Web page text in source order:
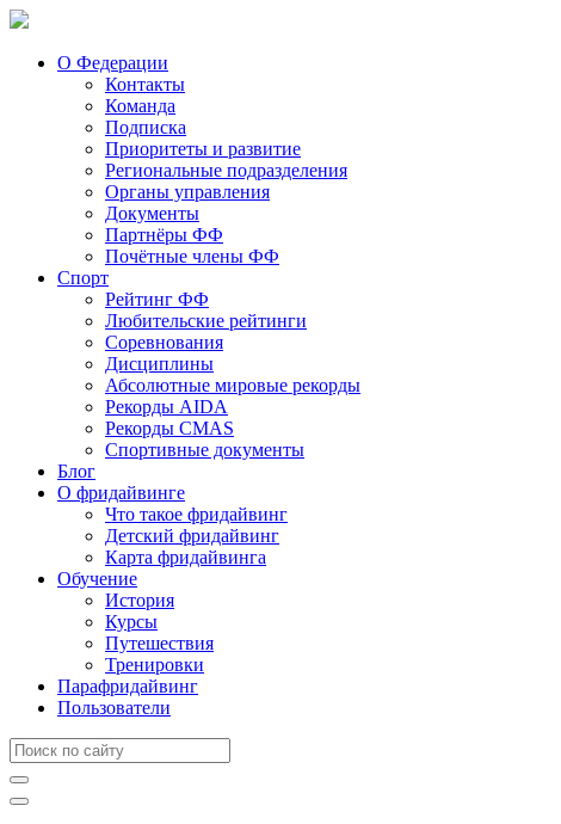
О Федерации
Контакты
Команда
Подписка
Приоритеты и развитие
Региональные подразделения
Органы управления
Документы
Партнёры ФФ
Почётные члены ФФ
Спорт
Рейтинг ФФ
Любительские рейтинги
Соревнования
Дисциплины
Абсолютные мировые рекорды
Рекорды AIDA
Рекорды CMAS
Спортивные документы
Блог
О фридайвинге
Что такое фридайвинг
Детский фридайвинг
Карта фридайвинга
Обучение
История
Курсы
Путешествия
Тренировки
Парафридайвинг
Пользователи